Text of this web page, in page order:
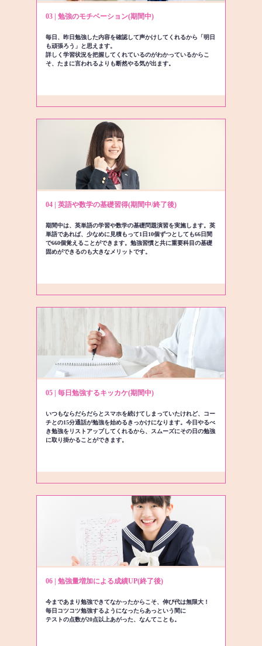
03 | 勉強のモチベーション(期間中)
毎日、昨日勉強した内容を確認して声かけしてくれるから「明日
も頑張ろう」と思えます。
詳しく学習状況を把握してくれているのがわかっているからこ
そ、たまに言われるよりも断然やる気が出ます。
04 | 英語や数学の基礎習得(期間中/終了後)
期間中は、英単語の学習や数学の基礎問題演習を実施します。英
単語であれば、少なめに見積もって1日10個ずつとしても66日間
で660個覚えることができます。勉強習慣と共に重要科目の基礎
固めができるのも大きなメリットです。
05 | 毎日勉強するキッカケ(期間中)
いつもならだらだらとスマホを続けてしまっていたけれど、コー
チとの15分通話が勉強を始めるきっかけになります。今日やるべ
き勉強をリストアップしてくれるから、スムーズにその日の勉強
に取り掛かることができます。
06 | 勉強量増加による成績UP(終了後)
今まであまり勉強できてなかったからこそ、伸び代は無限大！
毎日コツコツ勉強するようになったらあっという間に
テストの点数が20点以上あがった、なんてことも。